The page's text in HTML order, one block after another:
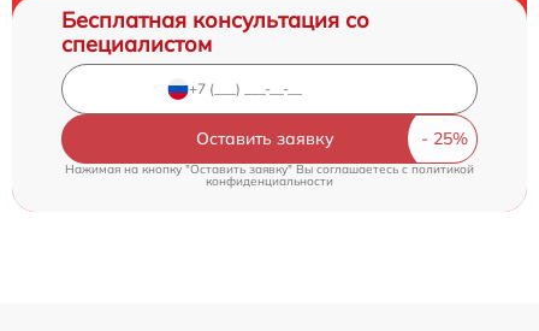
Бесплатная консультация со
специалистом
Оставить заявку
Нажимая на кнопку "Оставить заявку" Вы соглашаетесь cполитикой
конфиденциальности